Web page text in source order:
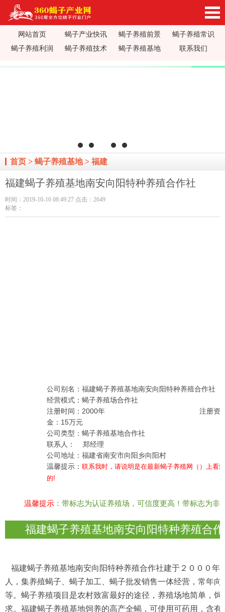
360蝎子养殖产业网_蝎子养殖技术视频_蝎子养
网站首页 蝎子产业快讯 蝎子养殖前景
蝎子养殖常识
蝎子养殖利润
蝎子养殖技术 蝎子养殖基地 联系我们
首页 > 蝎子养殖基地>福建
福建蝎子养殖基地南安向阳特种养殖合作社
时间：2019-10-16 08:49:27 点击：2649
标签：
公司别名：福建蝎子养殖基地南安向阳特种养殖合作社
经营模式：蝎子养殖场合作社
注册时间：2000年 注册资
金：15万元
公司类型：蝎子养殖基地合作社
联系人： 郑经理
公司地址：福建省南安市向阳乡向阳村
温馨提示： 联系我时，请说明是在最新蝎子养殖网（）上看到
的!
温馨提示：带标志为认证养殖场，可信度更高！带标志为
福建蝎子养殖基地南安向阳特种养殖合
福建蝎子养殖基地南安向阳特种养殖合作社建于２０００年
人，集养殖蝎子、蝎子加工、蝎子批发销售一体经营，常年
等。蝎子养殖项目是农村致富最好的途径，养殖场地简单，
求。福建蝎子养殖基地饲养的高产全蝎，可使用可药用，含